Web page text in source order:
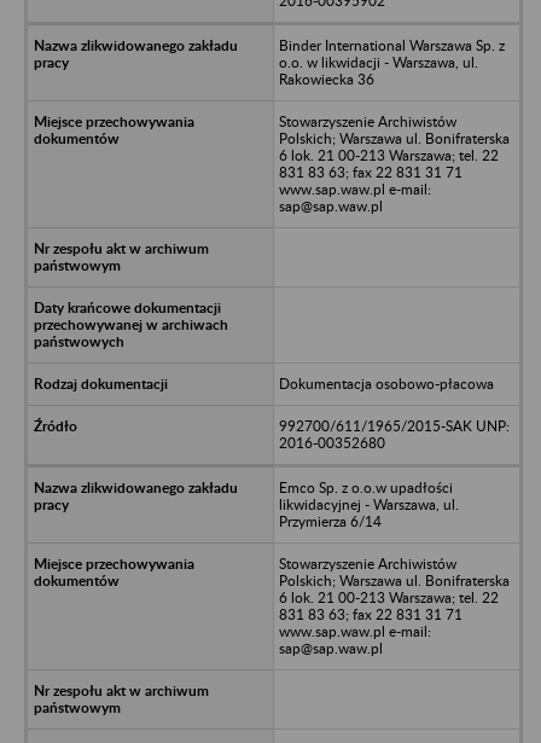
Binder International Warszawa Sp. z
o.o. w likwidacji - Warszawa, ul.
Rakowiecka 36
Stowarzyszenie Archiwistów
Polskich; Warszawa ul. Bonifraterska
6 lok. 21 00-213 Warszawa; tel. 22
831 83 63; fax 22 831 31 71
www.sap.waw.pl e-mail:
sap@sap.waw.pl
Dokumentacja osobowo-płacowa
992700/611/1965/2015-SAK UNP:
2016-00352680
Emco Sp. z o.o.w upadłości
likwidacyjnej - Warszawa, ul.
Przymierza 6/14
Stowarzyszenie Archiwistów
Polskich; Warszawa ul. Bonifraterska
6 lok. 21 00-213 Warszawa; tel. 22
831 83 63; fax 22 831 31 71
www.sap.waw.pl e-mail:
sap@sap.waw.pl